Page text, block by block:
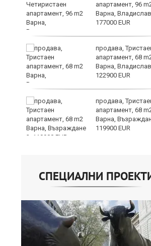
апартамент, 96
Варна,
177000 EUR
продава,
апартамент, 68
Варна,
122900 EUR
продава,
апартамент, 68
Варна,
119900 EUR
СПЕЦИАЛНИ